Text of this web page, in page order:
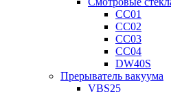
СС01
СС02
СС03
СС04
DW40S
Прерыватель вакуума
VBS25